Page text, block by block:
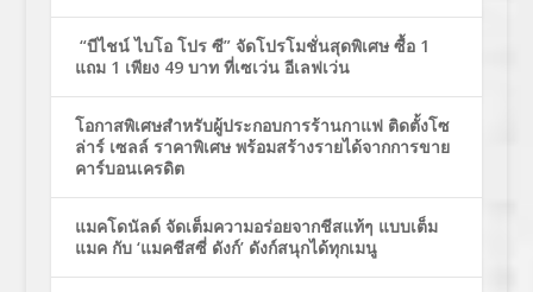
“บีไชน์ ไบโอ โปร ซี” จัดโปรโมชั่นสุดพิเศษ ซื้อ 1
แถม 1 เพียง 49 บาท ที่เซเว่น อีเลฟเว่น
โอกาสพิเศษสำหรับผู้ประกอบการร้านกาแฟ ติดตั้งโซ
ล่าร์ เซลล์ ราคาพิเศษ พร้อมสร้างรายได้จากการขาย
คาร์บอนเครดิต
แมคโดนัลด์ จัดเต็มความอร่อยจากชีสแท้ๆ แบบเต็ม
แมค กับ ‘แมคชีสซี่ ดังก์’ ดังก์สนุกได้ทุกเมนู